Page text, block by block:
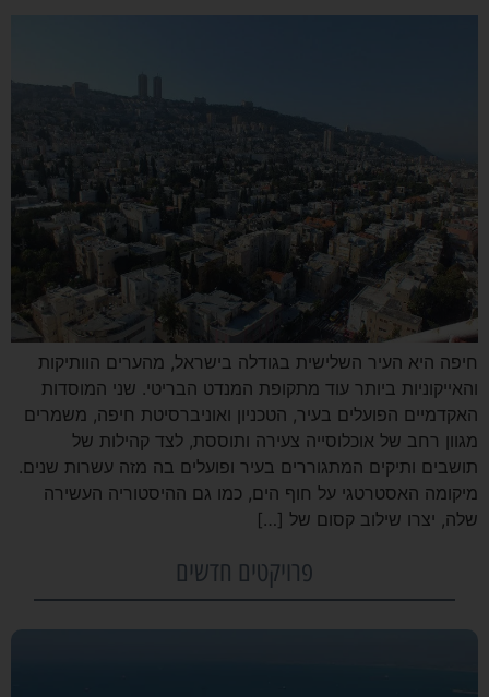
חיפה היא העיר השלישית בגודלה בישראל, מהערים הוותיקות
והאייקוניות ביותר עוד מתקופת המנדט הבריטי. שני המוסדות
האקדמיים הפועלים בעיר, הטכניון ואוניברסיטת חיפה, משמרים
מגוון רחב של אוכלוסייה צעירה ותוססת, לצד קהילות של
תושבים ותיקים המתגוררים בעיר ופועלים בה מזה עשרות שנים.
מיקומה האסטרטגי על חוף הים, כמו גם ההיסטוריה העשירה
שלה, יצרו שילוב קסום של […]
פרויקטים חדשים